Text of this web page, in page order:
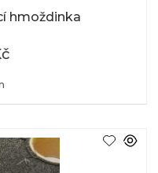
hmoždinka